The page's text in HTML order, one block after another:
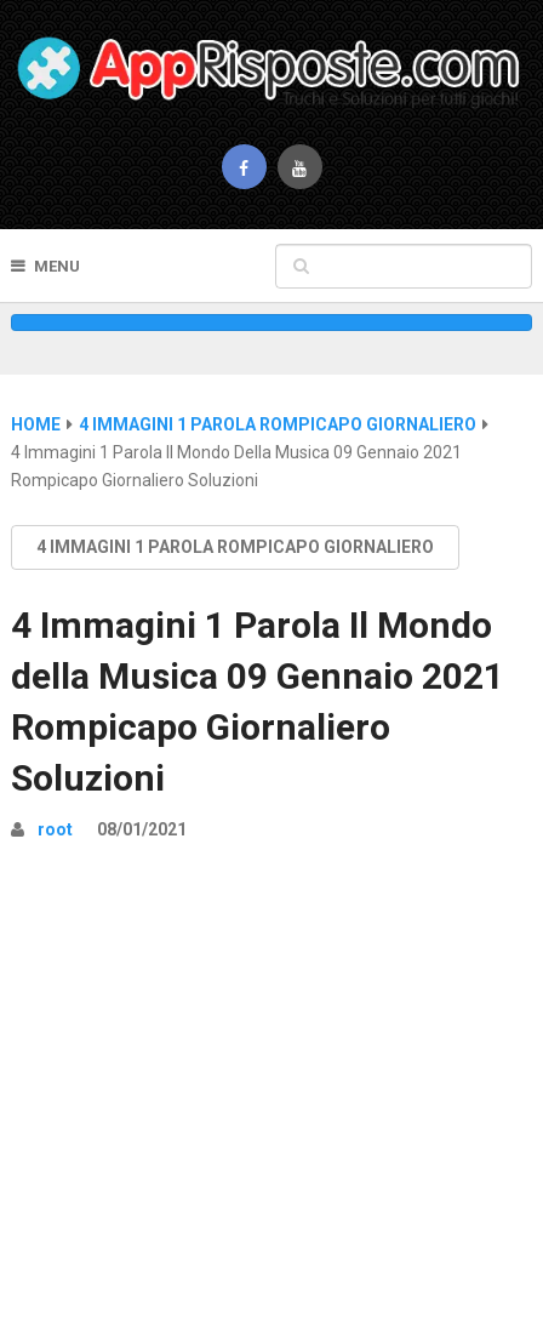
MENU
HOME
4 IMMAGINI 1 PAROLA ROMPICAPO GIORNALIERO
4 Immagini 1 Parola Il Mondo Della Musica 09 Gennaio 2021
Rompicapo Giornaliero Soluzioni
4 IMMAGINI 1 PAROLA ROMPICAPO GIORNALIERO
4 Immagini 1 Parola Il Mondo
della Musica 09 Gennaio 2021
Rompicapo Giornaliero
Soluzioni
root 08/01/2021